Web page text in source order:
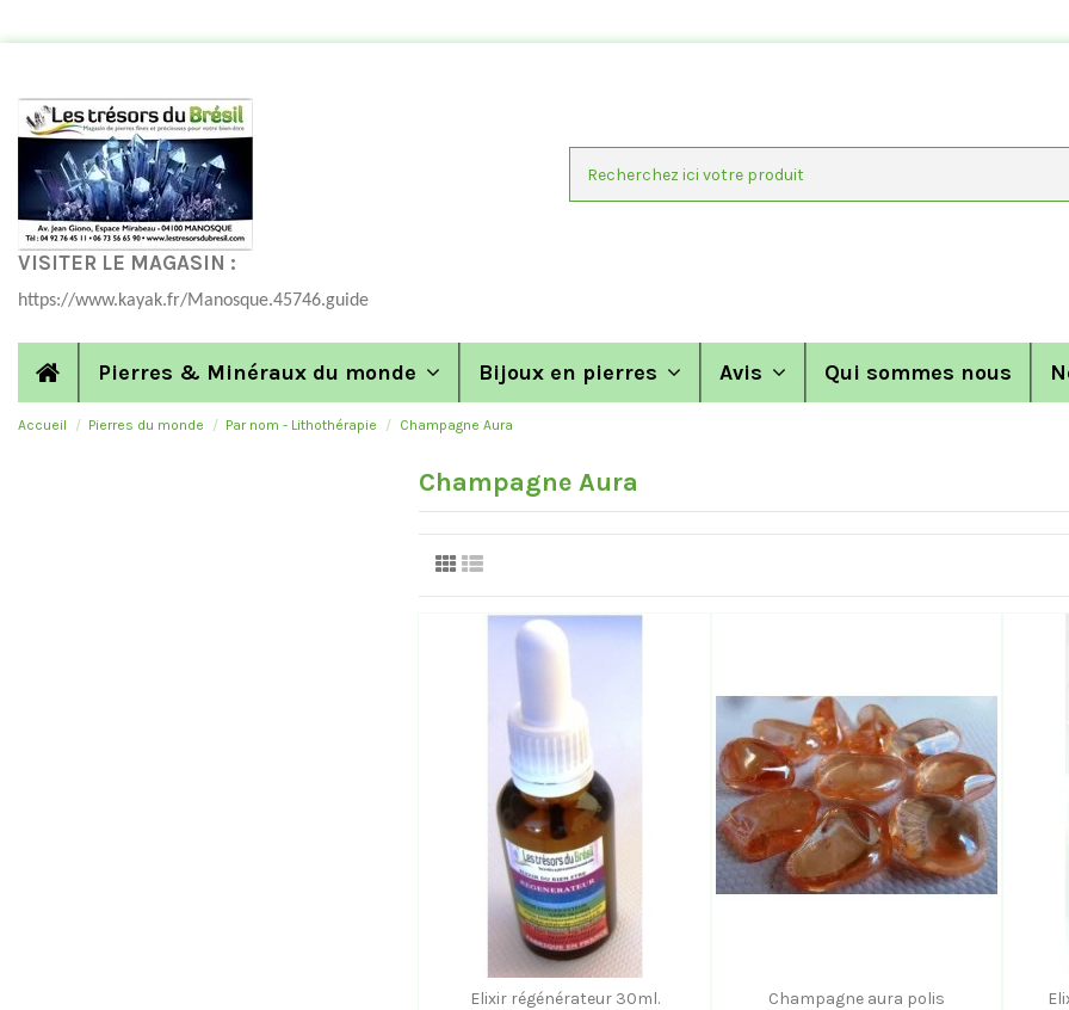
VISITER LE MAGASIN :
https://www.kayak.fr/Manosque.45746.guide
Pierres & Minéraux du monde Bijoux en pierres Avis Qui sommes nous
Accueil Pierres du monde Par nom - Lithothérapie Champagne Aura
Champagne Aura
Elixir régénérateur 30ml. Champagne aura polis